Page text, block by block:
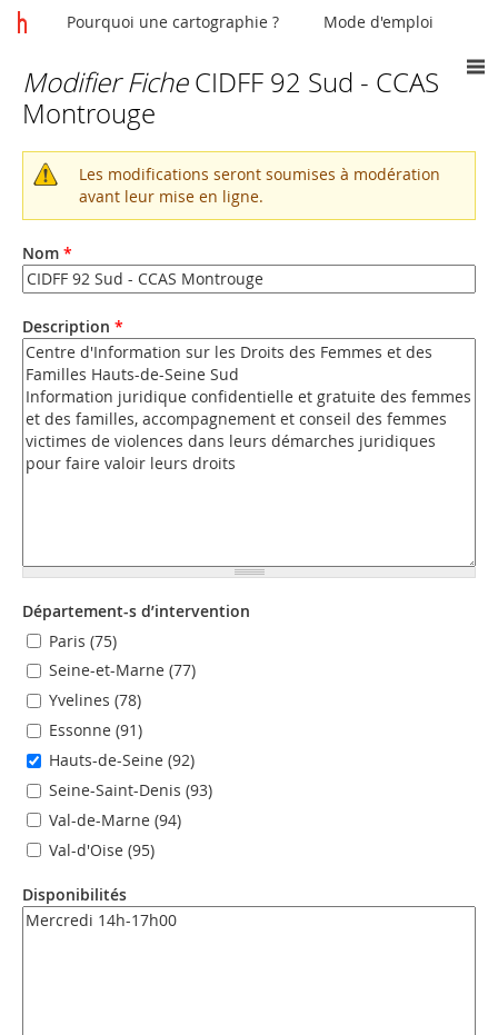
Vous
êtes
ici
Modifier FicheCIDFF 92 Sud - CCAS
Montrouge
Message
d'avertissement
Les modifications seront soumises à modération
avant leur mise en ligne.
Nom *
Description *
Département-s d’intervention
Paris (75)
Seine-et-Marne (77)
Yvelines (78)
Essonne (91)
Hauts-de-Seine (92)
Seine-Saint-Denis (93)
Val-de-Marne (94)
Val-d'Oise (95)
Disponibilités
Pourquoi une cartographie ? Mode d'emploi